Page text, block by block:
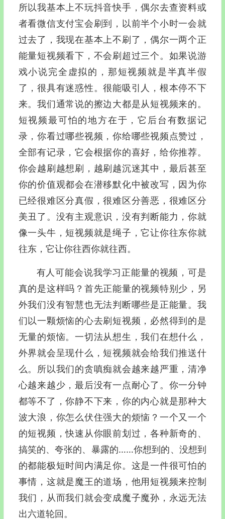
所以我基本上不玩抖音快手，偶尔去查资料或
者看微信支付宝会刷到，以前半个小时一会就
过去了，我现在基本上不刷了，偶尔一两个正
能量短视频看下，不会刷超过三个。如果说游
戏小说完全虚拟的，那短视频就是半真半假
了，很具有迷惑性。很能吸引人，根本停不下
来。我们通常说的擦边大都是从短视频来的。
短视频最可怕的地方在于，它后台有数据记
录，你看过哪些视频，你给哪些视频点赞过，
全部有记录，它会根据你的喜好，给你推荐。
你会越刷越想刷，越刷越沉迷其中，最后甚至
你的价值观都会在潜移默化中被改写，因为你
已经很难区分真假，很难区分善恶，很难区分
美丑了。没有主观意识，没有判断能力，你就
像一头牛，短视频就是绳子，它让你往东你就
往东，它让你往西你就往西。
有人可能会说我学习正能量的视频，可是
真的是这样吗？首先正能量的视频特别少，另
外我们没有智慧也无法判断哪些是正能量。我
们以一颗烦恼的心去刷短视频，必然得到的是
无量的烦恼。一切法从想生，我们在想什么，
外界就会呈现什么，短视频就会给我们推送什
么。所以我们的贪嗔痴就会越来越严重，清净
心越来越少，最后没有一点耐心了。你一分钟
都等不了，你静不下来，你的内心就是那种大
波大浪，你怎么伏住强大的烦恼？一个又一个
的短视频，快速从你眼前划过，各种新奇的、
搞笑的、夸张的、暴露的……你想到的、没想到
的都能极短时间内满足你。这是一件很可怕的
事情，这就是魔王的道场，他用短视频来控制
我们，从而我们就会变成魔子魔孙，永远无法
出六道轮回。